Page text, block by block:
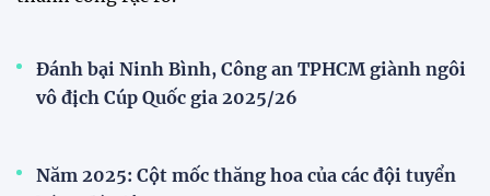
Bóng đá nữ Việt Nam đón cú hích lớn trước mùa
giải 2026
Đội tuyển trẻ